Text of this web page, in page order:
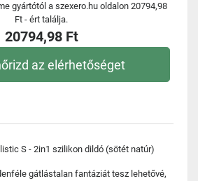
gyártótól a szexero.hu oldalon 20794,98
Ft - ért találja.
20794,98 Ft
az elérhetőséget
S - 2in1 szilikon dildó (sötét natúr)
gátlástalan fantáziát tesz lehetővé,